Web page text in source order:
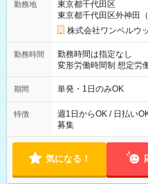
勤務地
東京都千代田区
東京都千代田区外神田
株式会社ワンベルウ
勤務時間
勤務時間は指定なし
変形労働時間制 想定労働時間160時
～21：00
期間 単発・1日のみOK
特徴
週1日からOK / 日払い
募集
気になる！